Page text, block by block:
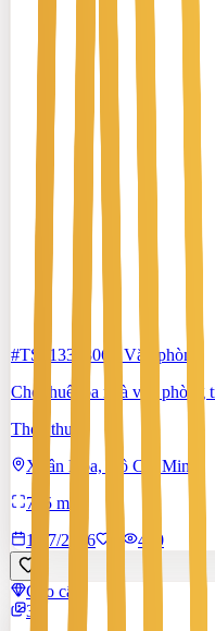
#TS51338806 -Văn phòng
Cho thuê tòa nhà văn phòng
Thỏa thuận
Xuân Hòa, Hồ Chí Minh
795 m²
17/7/2026
450
Cao cấp
3